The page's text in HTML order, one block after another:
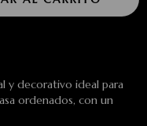
y decorativo ideal para
ordenados, con un